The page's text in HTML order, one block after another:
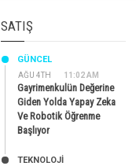
SATIŞ
AĞU 4TH 11:02 AM
GÜNCEL
Gayrimenkulün Değerine
Giden Yolda Yapay Zeka
Ve Robotik Öğrenme
Başlıyor
TEKNOLOJİ